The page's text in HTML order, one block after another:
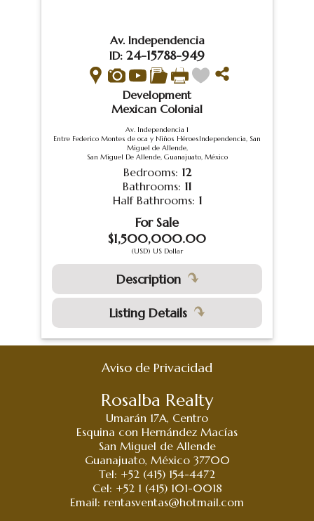
Av. Independencia
ID: 24-15788-949
Development
Mexican Colonial
Av. Independencia 1
Entre Federico Montes de oca y Niños HéroesIndependencia, San
Miguel de Allende,
San Miguel De Allende, Guanajuato, México
Bedrooms: 12
Bathrooms: 11
Half Bathrooms: 1
For Sale
$1,500,000.00
(USD) US Dollar
Description
Listing Details
Aviso de Privacidad
Rosalba Realty
Umarán 17A, Centro
Esquina con Hernández Macías
San Miguel de Allende
Guanajuato, México 37700
Tel: +52 (415) 154-4472
Cel: +52 1 (415) 101-0018
Email: rentasventas@hotmail.com